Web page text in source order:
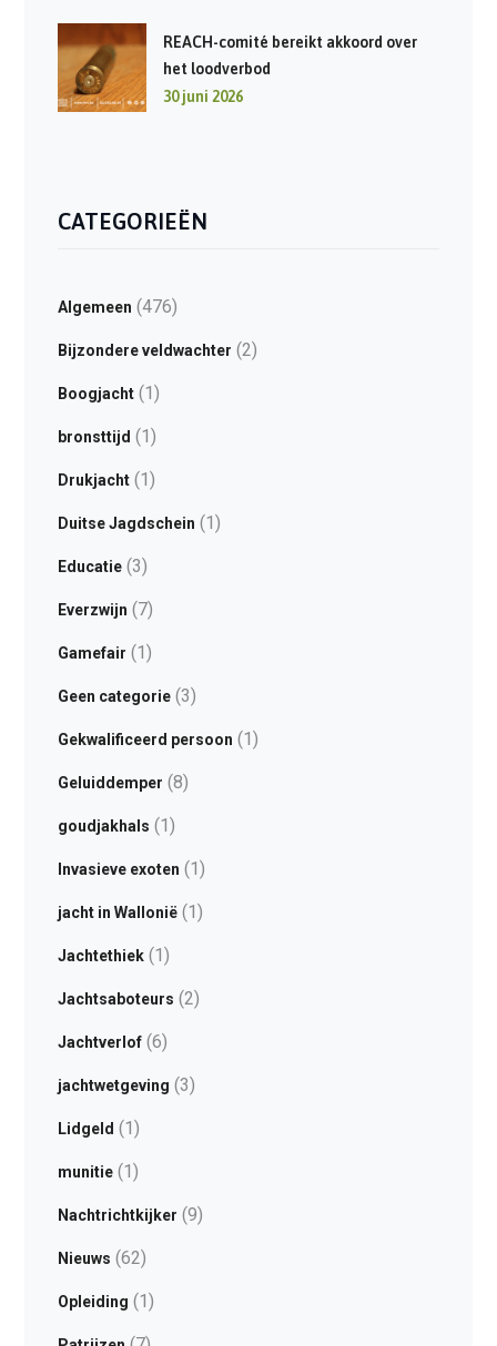
REACH-comité bereikt akkoord over
het loodverbod
30 juni 2026
CATEGORIEËN
Algemeen (476)
Bijzondere veldwachter (2)
Boogjacht(1)
bronsttijd (1)
Drukjacht(1)
Duitse Jagdschein (1)
Educatie(3)
Everzwijn (7)
Gamefair (1)
Geen categorie(3)
Gekwalificeerd persoon (1)
Geluiddemper (8)
goudjakhals (1)
Invasieve exoten (1)
jacht in Wallonië(1)
Jachtethiek(1)
Jachtsaboteurs (2)
Jachtverlof(6)
jachtwetgeving (3)
Lidgeld (1)
munitie(1)
Nachtrichtkijker (9)
Nieuws (62)
Opleiding (1)